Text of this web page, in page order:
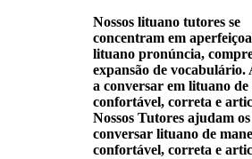
Nossos lituano tutores se
concentram em
lituano pronúncia,
expansão de vocabulário.
a conversar em lituano
confortável, correta e
Nossos Tutores ajudam
conversar lituano de
confortável, correta e